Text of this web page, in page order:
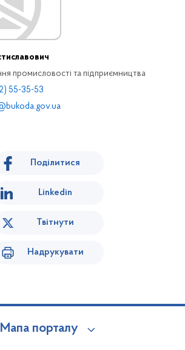
промисловості та підприємництва
55-35-53
Поділитися
Linkedin
Твітнути
Надрукувати
Мапа порталу